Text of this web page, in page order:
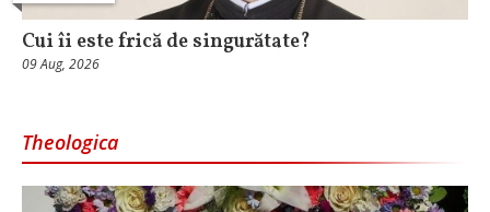
Cui îi este frică de singurătate?
09 Aug, 2026
Theologica